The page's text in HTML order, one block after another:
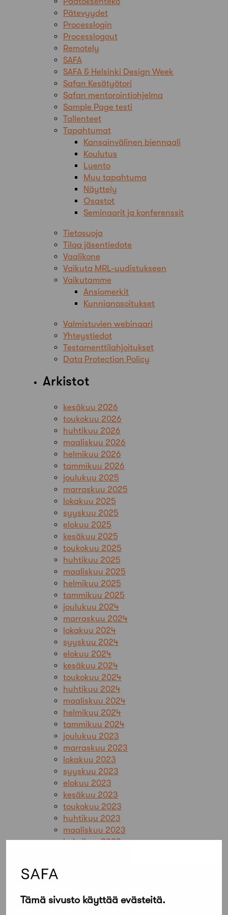
Tämä sivusto käyttää evästeitä.
Pätevyydet
Processlogin
Processlogout
Remotely
SAFA
SAFA & Helsinki Design Week
Safan Kesätyötori
Safan mentorointiohjelma
Sample Page testi
Tallenteet
Tapahtumat
Kansainvälinen biennaali
Koulutus
Luento
Muu tapahtuma
Näyttely
Osastot
Seminaarit ja konferenssit
Tietosuoja
Tilaa jäsentiedote
Vaalikone
Vaikuta MRL-uudistukseen
Vaikutamme
Ansiomerkit
Kunnianosoitukset
Valmistuvien webinaari
Yhteystiedot
Testamenttilahjoitukset
Data Protection Policy
Arkistot
kesäkuu 2026
toukokuu 2026
huhtikuu 2026
maaliskuu 2026
helmikuu 2026
tammikuu 2026
joulukuu 2025
marraskuu 2025
lokakuu 2025
syyskuu 2025
elokuu 2025
kesäkuu 2025
toukokuu 2025
huhtikuu 2025
maaliskuu 2025
helmikuu 2025
tammikuu 2025
joulukuu 2024
marraskuu 2024
lokakuu 2024
syyskuu 2024
elokuu 2024
kesäkuu 2024
toukokuu 2024
huhtikuu 2024
maaliskuu 2024
helmikuu 2024
tammikuu 2024
joulukuu 2023
marraskuu 2023
lokakuu 2023
syyskuu 2023
elokuu 2023
kesäkuu 2023
toukokuu 2023
huhtikuu 2023
maaliskuu 2023
helmikuu 2023
syyskuu 2022